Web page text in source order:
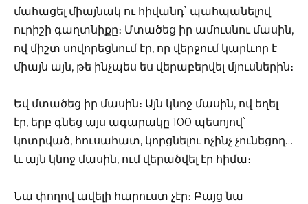
մահացել միայնակ ու հիվանդ՝ պահպանելով
ուրիշի գաղտնիքը։ Մտածեց իր ամուսնու մասին,
ով միշտ սովորեցնում էր, որ վերջում կարևոր է
միայն այն, թե ինչպես ես վերաբերվել մյուսներին։
Եվ մտածեց իր մասին։ Այն կնոջ մասին, ով եղել
էր, երբ գնեց այս ագարակը 100 պեսոյով՝
կոտրված, հուսահատ, կորցնելու ոչինչ չունեցող…
և այն կնոջ մասին, ում վերածվել էր հիմա։
Նա փողով ավելի հարուստ չէր։ Բայց նա